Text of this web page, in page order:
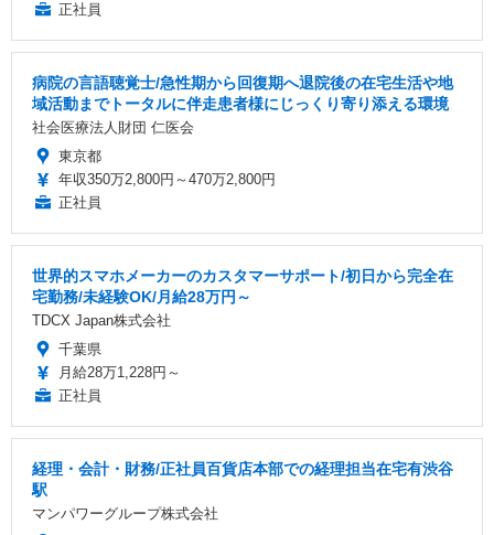
正社員
病院の言語聴覚士/急性期から回復期へ退院後の在宅生活や地
域活動までトータルに伴走患者様にじっくり寄り添える環境
社会医療法人財団 仁医会
東京都
年収350万2,800円～470万2,800円
正社員
世界的スマホメーカーのカスタマーサポート/初日から完全在
宅勤務/未経験OK/月給28万円～
TDCX Japan株式会社
千葉県
月給28万1,228円～
正社員
経理・会計・財務/正社員百貨店本部での経理担当在宅有渋谷
駅
マンパワーグループ株式会社